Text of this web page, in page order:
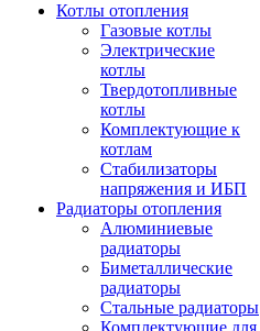
Котлы отопления
Газовые котлы
Электрические
котлы
Твердотопливные
котлы
Комплектующие к
котлам
Стабилизаторы
напряжения и ИБП
Радиаторы отопления
Алюминиевые
радиаторы
Биметаллические
радиаторы
Стальные радиаторы
Комплектующие для